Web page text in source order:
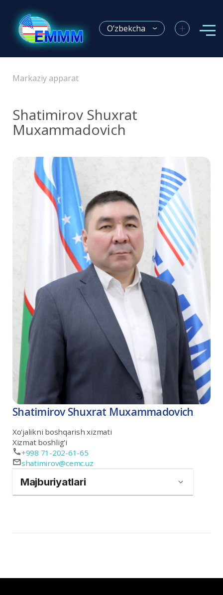
O’zbekcha +
Markaziy apparat
Shatimirov Shuxrat
Muxammadovich
Shatimirov Shuxrat Muxammadovich
Xo'jalikni boshqarish xizmati
Xizmat boshlig'i
+998 71-202-61-65
shatimirov@cemc.uz
Majburiyatlari